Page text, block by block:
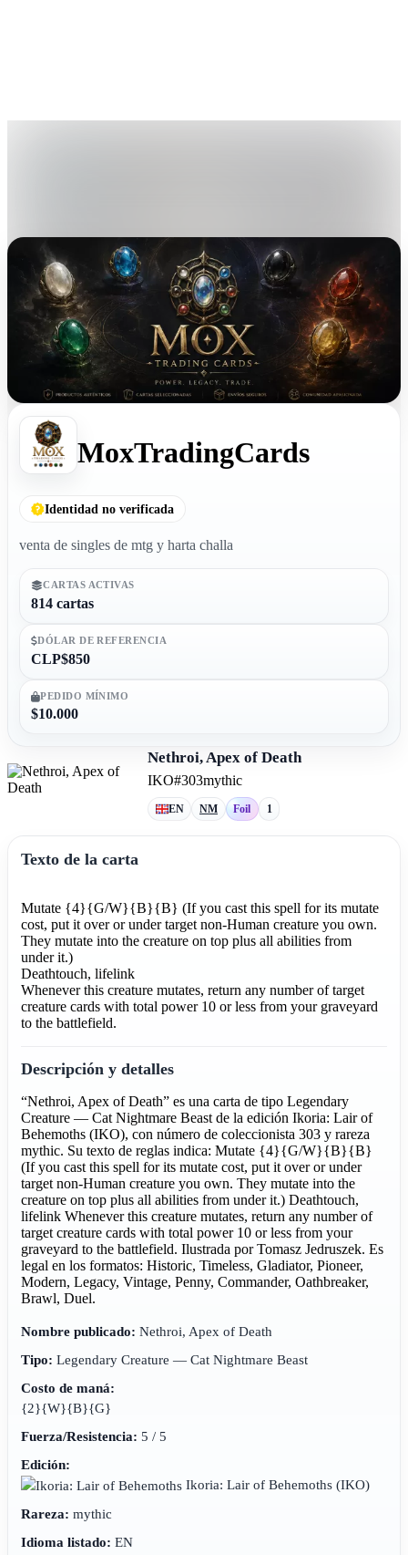
MoxTradingCards
Identidad no verificada
venta de singles de mtg y harta challa
CARTAS ACTIVAS
814 cartas
DÓLAR DE REFERENCIA
CLP$850
PEDIDO MÍNIMO
$10.000
Nethroi, Apex of Death
IKO#303mythic
EN NM Foil 1
Texto de la carta
Mutate {4}{G/W}{B}{B} (If you cast this spell for its mutate
cost, put it over or under target non-Human creature you own.
They mutate into the creature on top plus all abilities from
under it.)
Deathtouch, lifelink
Whenever this creature mutates, return any number of target
creature cards with total power 10 or less from your graveyard
to the battlefield.
Descripción y detalles
“Nethroi, Apex of Death” es una carta de tipo Legendary
Creature — Cat Nightmare Beast de la edición Ikoria: Lair of
Behemoths (IKO), con número de coleccionista 303 y rareza
mythic. Su texto de reglas indica: Mutate {4}{G/W}{B}{B}
(If you cast this spell for its mutate cost, put it over or under
target non-Human creature you own. They mutate into the
creature on top plus all abilities from under it.) Deathtouch,
lifelink Whenever this creature mutates, return any number of
target creature cards with total power 10 or less from your
graveyard to the battlefield. Ilustrada por Tomasz Jedruszek. Es
legal en los formatos: Historic, Timeless, Gladiator, Pioneer,
Modern, Legacy, Vintage, Penny, Commander, Oathbreaker,
Brawl, Duel.
Nombre publicado: Nethroi, Apex of Death
Tipo: Legendary Creature — Cat Nightmare Beast
Costo de maná:
{2}{W}{B}{G}
Fuerza/Resistencia: 5 / 5
Edición:
Ikoria: Lair of Behemoths(IKO)
Rareza: mythic
Idioma listado: EN